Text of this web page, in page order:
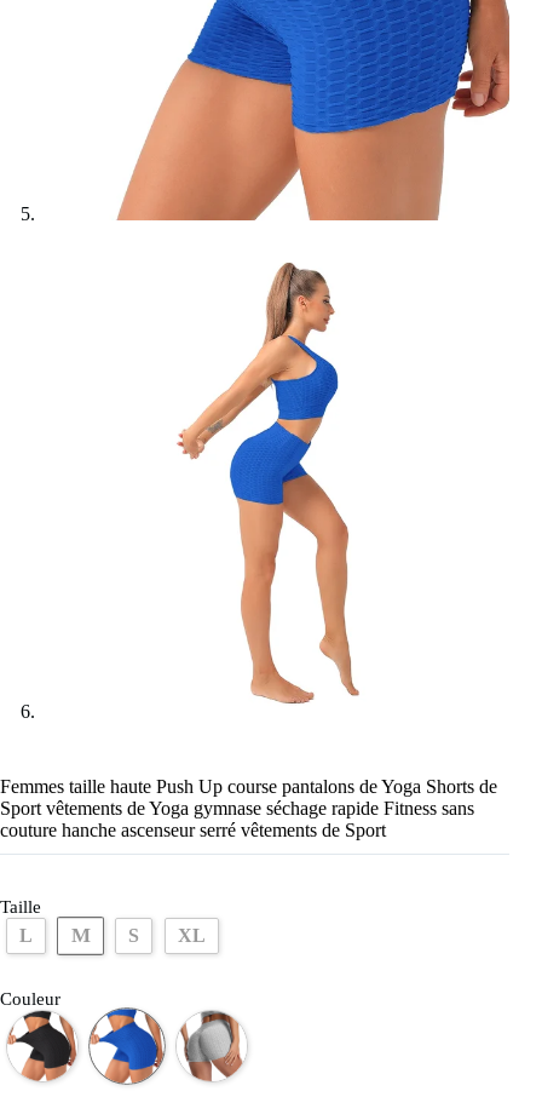
Femmes taille haute Push Up course pantalons de Yoga Shorts de
Sport vêtements de Yoga gymnase séchage rapide Fitness sans
couture hanche ascenseur serré vêtements de Sport
Taille
L M S XL
Couleur